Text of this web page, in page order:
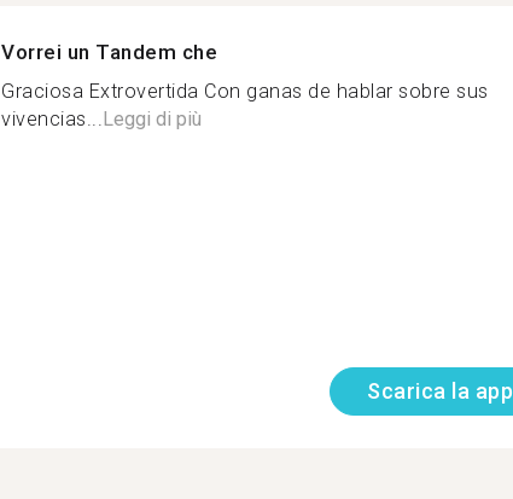
Vorrei un Tandem che
Graciosa Extrovertida Con ganas de hablar sobre sus
vivencias...Leggi di più
Scarica la app